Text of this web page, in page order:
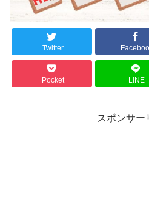
Twitter
Pocket LINE
スポンサー